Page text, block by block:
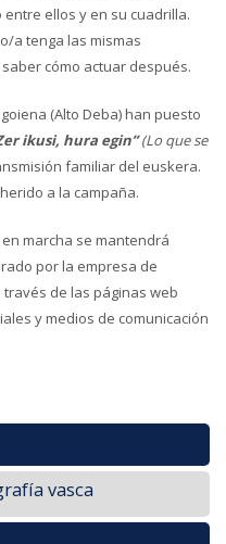
ellos y en su cuadrilla.
a tenga las mismas
cómo actuar después.
(Alto Deba) han puesto
ikusi, hura egin” (Lo que se
familiar del euskera.
a la campaña.
marcha se mantendrá
por la empresa de
de las páginas web
y medios de comunicación
vasca